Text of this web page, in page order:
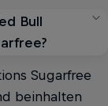
Bull
Sugarfree
beinhalten